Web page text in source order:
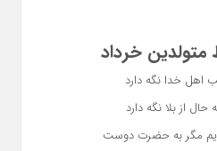
متولدین خرداد
اهل خدا نگه دارد
از بلا نگه دارد
مگر به حضرت دوست